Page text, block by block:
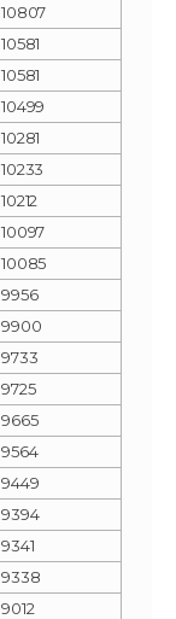
10807
10581
10581
10499
10281
10233
10212
10097
10085
9956
9900
9733
9725
9665
9564
9449
9394
9341
9338
9012